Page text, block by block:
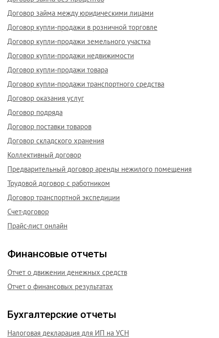
Договор займа между юридическими лицами
Договор купли-продажи в розничной торговле
Договор купли-продажи земельного участка
Договор купли-продажи недвижимости
Договор купли-продажи товара
Договор купли-продажи транспортного средства
Договор оказания услуг
Договор подряда
Договор поставки товаров
Договор складского хранения
Коллективный договор
Предварительный договор аренды нежилого помещения
Трудовой договор с работником
Договор транспортной экспедиции
Счет-договор
Прайс-лист онлайн
Финансовые отчеты
Отчет о движении денежных средств
Отчет о финансовых результатах
Бухгалтерские отчеты
Налоговая декларация для ИП на УСН